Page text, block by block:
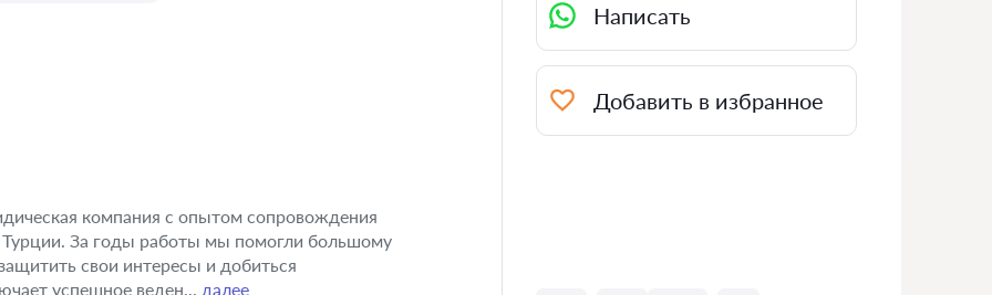
компания с опытом сопровождения
За годы работы мы помогли большому
свои интересы и добиться
успешное веден... далее
Написать
Добавить в избранное